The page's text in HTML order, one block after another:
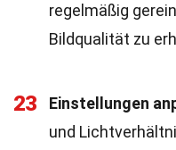
regelmäßig
Bildqualität zu
23 Einstellungen
und